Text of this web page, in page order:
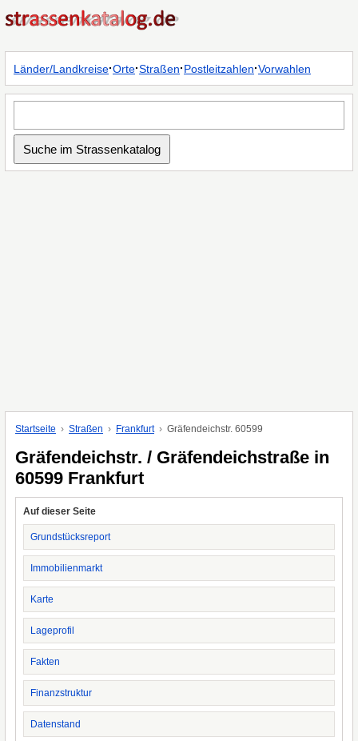
Länder/Landkreise·Orte·Straßen·Postleitzahlen·Vorwahlen
Startseite Straßen Frankfurt Gräfendeichstr. 60599
Gräfendeichstr. / Gräfendeichstraße in
60599 Frankfurt
Auf dieser Seite
Grundstücksreport
Immobilienmarkt
Karte
Lageprofil
Fakten
Finanzstruktur
Datenstand